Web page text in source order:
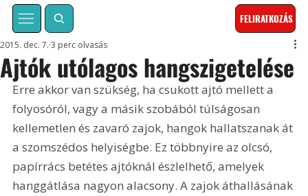
FELIRATKOZÁS
Ajtók utólagos hangszigetelése
2015. dec. 7. 3 perc olvasás
Erre akkor van szükség, ha csukott ajtó mellett a
folyosóról, vagy a másik szobából túlságosan
kellemetlen és zavaró zajok, hangok hallatszanak át
a szomszédos helyiségbe. Ez többnyire az olcsó,
papírrács betétes ajtóknál észlelhető, amelyek
hanggátlása nagyon alacsony. A zajok áthallásának